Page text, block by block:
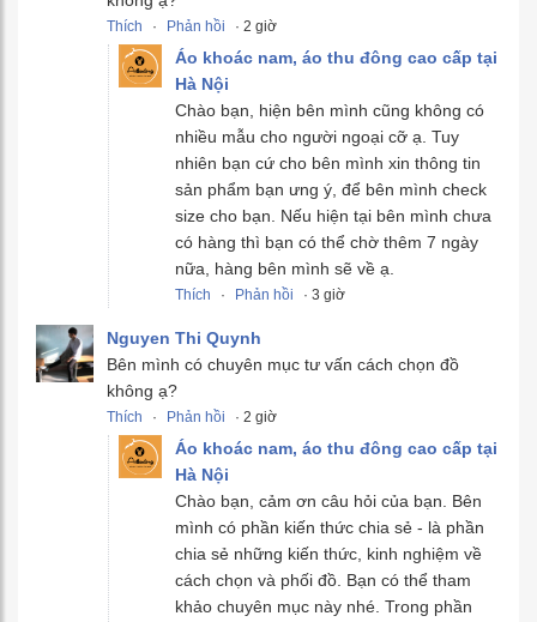
Thích · Phản hồi · 2 giờ
Áo khoác nam, áo thu đông cao cấp tại
Hà Nội
Chào bạn, hiện bên mình cũng không có
nhiều mẫu cho người ngoại cỡ ạ. Tuy
nhiên bạn cứ cho bên mình xin thông tin
sản phẩm bạn ưng ý, để bên mình check
size cho bạn. Nếu hiện tại bên mình chưa
có hàng thì bạn có thể chờ thêm 7 ngày
nữa, hàng bên mình sẽ về ạ.
Thích · Phản hồi · 3 giờ
Nguyen Thi Quynh
Bên mình có chuyên mục tư vấn cách chọn đồ
không ạ?
Thích · Phản hồi · 2 giờ
Áo khoác nam, áo thu đông cao cấp tại
Hà Nội
Chào bạn, cảm ơn câu hỏi của bạn. Bên
mình có phần kiến thức chia sẻ - là phần
chia sẻ những kiến thức, kinh nghiệm về
cách chọn và phối đồ. Bạn có thể tham
khảo chuyên mục này nhé. Trong phần